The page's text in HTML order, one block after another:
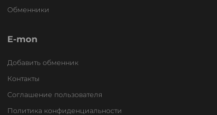
Обменники
E-mon
Добавить обменник
Контакты
Соглашение пользователя
Политика конфиденциальности